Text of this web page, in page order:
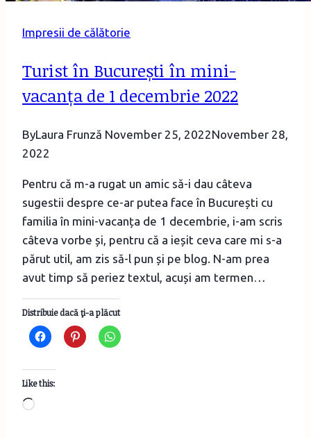
Impresii de călătorie
Turist în București în mini-
vacanța de 1 decembrie 2022
ByLaura Frunză November 25, 2022November 28,
2022
Pentru că m-a rugat un amic să-i dau câteva
sugestii despre ce-ar putea face în București cu
familia în mini-vacanța de 1 decembrie, i-am scris
câteva vorbe și, pentru că a ieșit ceva care mi s-a
părut util, am zis să-l pun și pe blog. N-am prea
avut timp să periez textul, acuși am termen…
Distribuie dacă ţi-a plăcut
Like this:
Loading…